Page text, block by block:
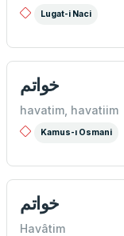
Lugat-i Naci
خواتم
havatim, havatiim
Kamus-ı Osmani
خواتم
Havâtim